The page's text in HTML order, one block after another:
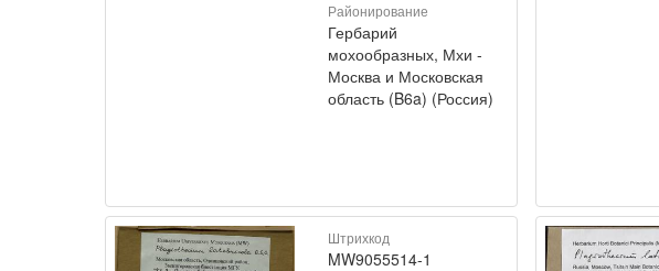
Районирование
Гербарий
мохообразных, Мхи -
Москва и Московская
область (B6a) (Россия)
Штрихкод
MW9055514-1